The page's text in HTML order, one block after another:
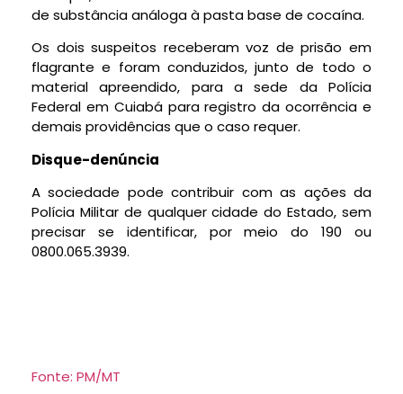
de substância análoga à pasta base de cocaína.
Os dois suspeitos receberam voz de prisão em
flagrante e foram conduzidos, junto de todo o
material apreendido, para a sede da Polícia
Federal em Cuiabá para registro da ocorrência e
demais providências que o caso requer.
Disque-denúncia
A sociedade pode contribuir com as ações da
Polícia Militar de qualquer cidade do Estado, sem
precisar se identificar, por meio do 190 ou
0800.065.3939.
Fonte: PM/MT